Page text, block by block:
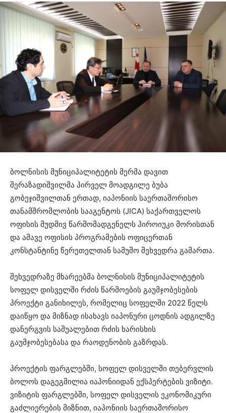
ბოლნისის მუნიციპალიტეტის მერმა დავით
შერაზადიშვილმა პირველ მოადგილე ბუბა
გობეჯიშვილთან ერთად, იაპონიის საერთაშორისო
თანამშრომლობის სააგენტოს (JICA) საქართველოს
ოფისის მუდმივ წარმომადგენელს ჰიროიუკი მორისთან
და ამავე ოფისის პროგრამების ოფიცერთან
კონსტანტინე წერეთელთან სამუშო შეხვედრა გამართა.
შეხვედრაზე მხარეებმა ბოლნისის მუნიციპალიტეტის
სოფელ დისველში რძის წარმოების გაუმჯობესების
პროექტი განიხილეს, რომელიც სოფელში 2022 წელს
დაიწყო და მიზნად ისახავს იაპონური ცოდნის ადგილზე
დანერგვის საშუალებით რძის ხარისხის
გაუმჯობესებასა და რაოდენობის გაზრდას.
პროექტის ფარგლებში, სოფელ დისველში თებერვლის
ბოლოს დაგეგმილია იაპონიიდან ექსპერტების ვიზიტი.
ვიზიტის ფარგლებში, სოფელ დისველის ეკონომიკური
გაძლიერების მიზნით, იაპონიის საერთაშორისო